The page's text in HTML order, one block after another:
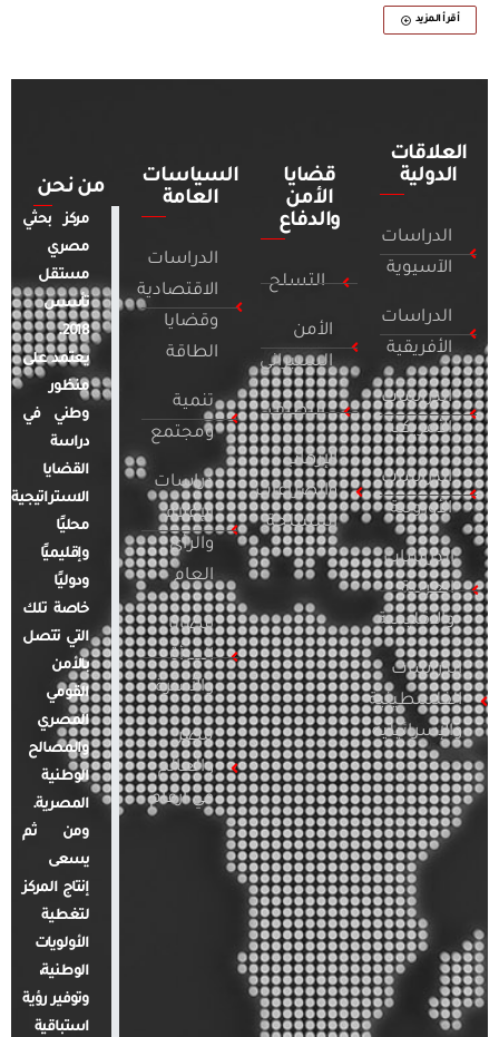
أقرأ المزيد
العلاقات
الدولية
الدراسات
الآسيوية
الدراسات
الأفريقية
الدراسات
الأمريكية
الدراسات
الأوروبية
الدراسات
العربية
والإقليمية
الدراسات
الفلسطينية
والإسرائيلية
قضايا
الأمن
والدفاع
التسلح
الأمن
السيبراني
التطرف
الإرهاب
والصراعات
المسلحة
السياسات
العامة
الدراسات
الاقتصادية
وقضايا
الطاقة
تنمية
ومجتمع
دراسات
الإعلام
والرأي
العام
قضايا
المرأة
والأسرة
مصر
والعالم
في أرقام
من نحن
مركز بحثي
مصري
مستقل
تأسس
2018.
يعتمد على
منظور
وطني في
دراسة
القضايا
الاستراتيجية
محليًا
وإقليميًا
ودوليًا
خاصة تلك
التي تتصل
بالأمن
القومي
المصري
والمصالح
الوطنية
المصرية.
ومن ثم
يسعى
إنتاج المركز
لتغطية
الأولويات
الوطنية،
وتوفير رؤية
استباقية